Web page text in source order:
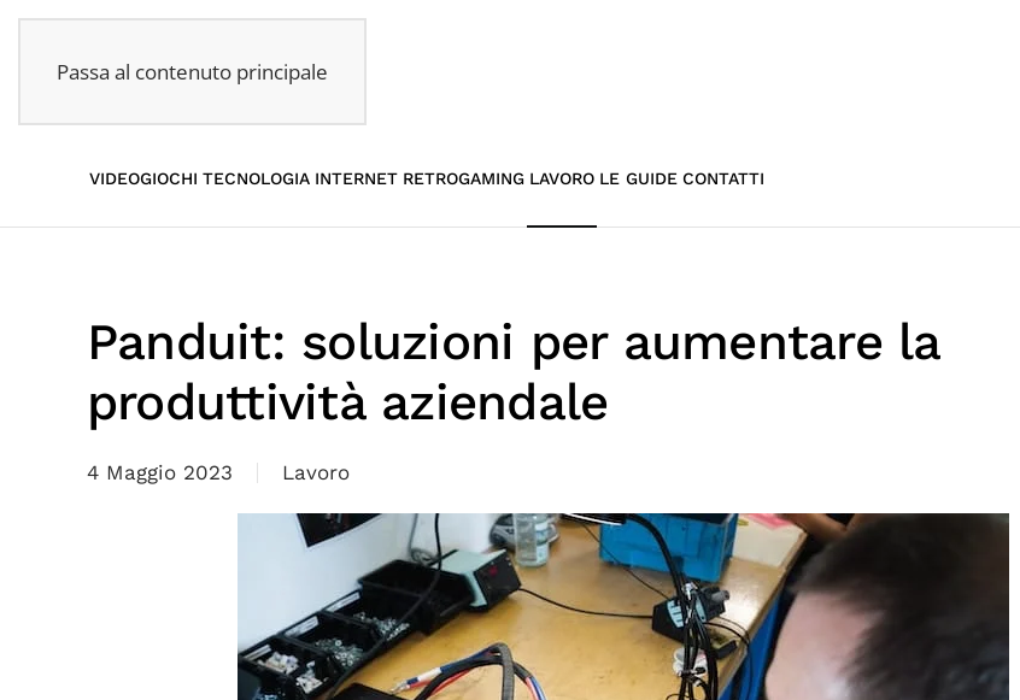
Passa al contenuto principale
VIDEOGIOCHI TECNOLOGIA INTERNET RETROGAMING LAVORO LE GUIDE CONTATTI
Panduit: soluzioni per aumentare la
produttività aziendale
4 Maggio 2023 Lavoro